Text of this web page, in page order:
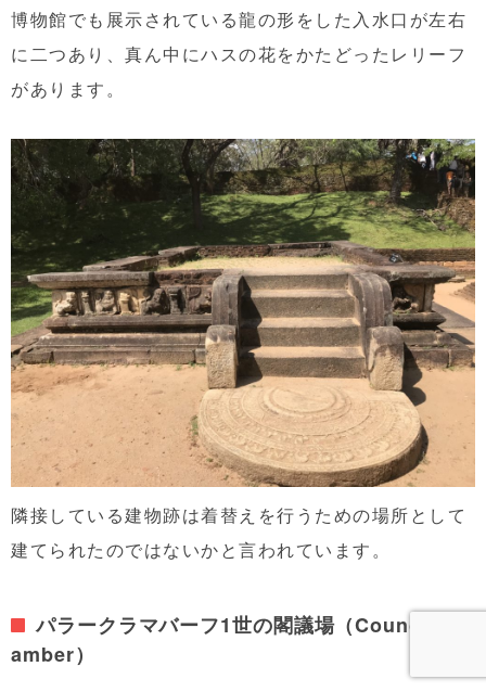
博物館でも展示されている龍の形をした入水口が左右
に二つあり、真ん中にハスの花をかたどったレリーフ
があります。
隣接している建物跡は着替えを行うための場所として
建てられたのではないかと言われています。
パラークラマバーフ1世の閣議場（Council Ch
amber）